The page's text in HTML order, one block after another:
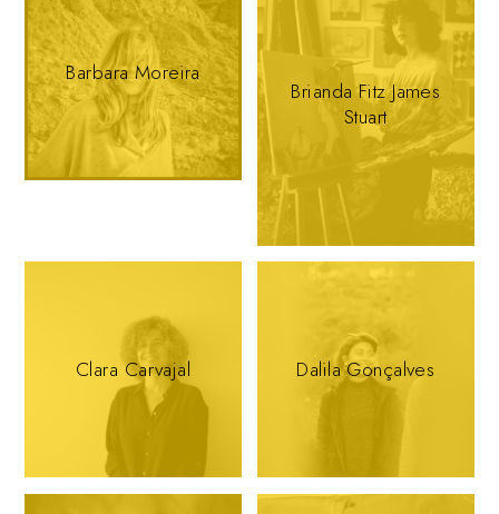
Barbara Moreira
Brianda Fitz James
Stuart
Clara Carvajal Dalila Gonçalves